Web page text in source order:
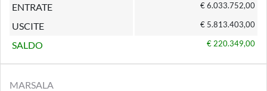
ENTRATE
€ 6.033.752,00
USCITE € 5.813.403,00
SALDO € 220.349,00
MARSALA